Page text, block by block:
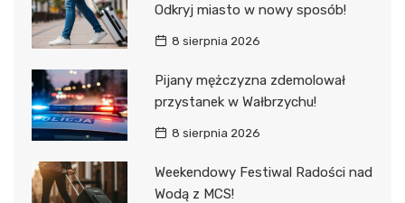
Odkryj miasto w nowy sposób!
8 sierpnia 2026
Pijany mężczyzna zdemolował
przystanek w Wałbrzychu!
8 sierpnia 2026
Weekendowy Festiwal Radości nad
Wodą z MCS!